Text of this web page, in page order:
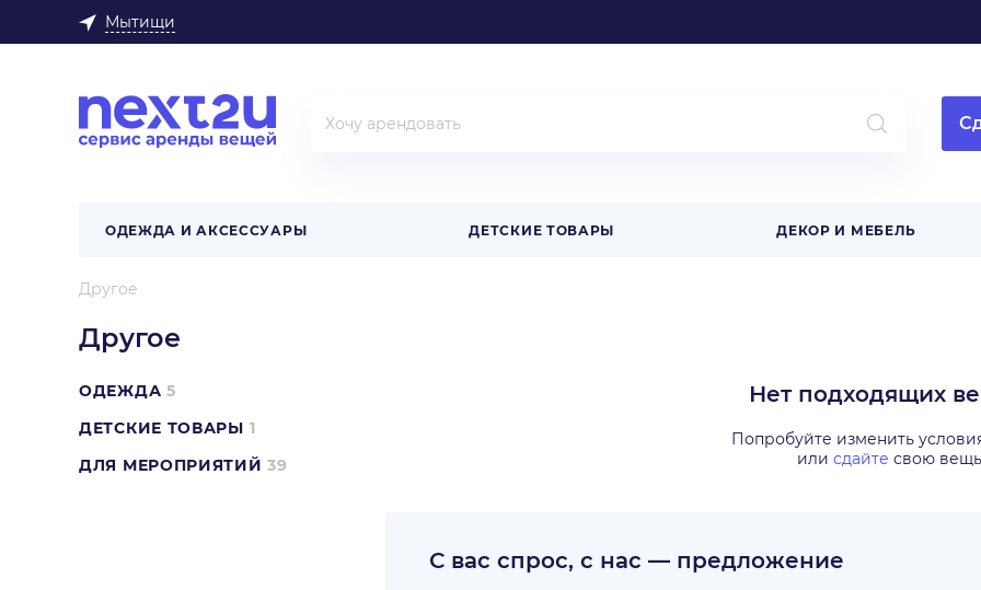
Мытищи
ОДЕЖДА И АКСЕССУАРЫ ДЕТСКИЕ ТОВАРЫ ДЕКОР И МЕБЕЛЬ
Другое
Другое
ОДЕЖДА 5
ДЕТСКИЕ ТОВАРЫ 1
ДЛЯ МЕРОПРИЯТИЙ 39
Нет подходящих
Попробуйте изменить
или сдайте свою вещь
С вас спрос, с нас — предложение